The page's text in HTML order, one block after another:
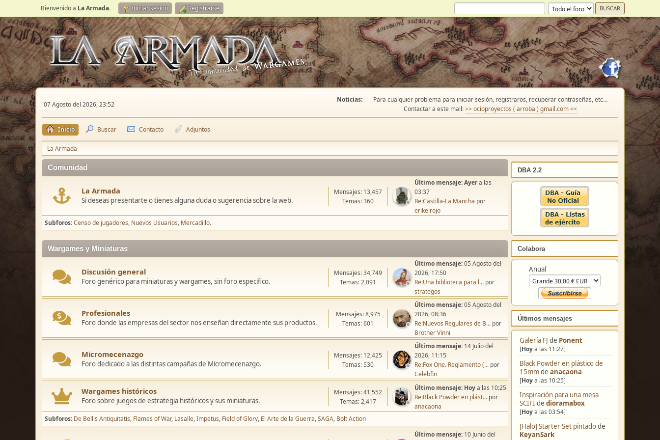
Bienvenido a La Armada. Iniciar sesión Registrarse
07 Agosto del 2026, 23:52
Noticias:
Para cualquier problema para iniciar sesión, registraros, recuperar contraseñas, etc...
Contactar a este mail:>> ocioproyectos ( arroba ) gmail.com <<
Inicio Buscar Contacto Adjuntos
La Armada
DBA 2.2
Colabora
Anual
Últimos mensajes
Galería FJ de Ponent
[Hoya las 11:27]
Black Powder en plástico de
15mmde anacaona
[Hoya las 10:25]
Inspiración para una mesa
SCIFI de dioramabox
[Hoya las 03:54]
[Halo] Starter Set pintadode
KeyanSark
Comunidad
La Armada
Si deseas presentarte o tienes alguna duda o sugerencia sobre la web.
Mensajes: 13,457
Temas: 360
Último mensaje:Ayera las
03:37
Re:Castilla-La Mancha por
erikelrojo
Subforos Censo de jugadores Nuevos Usuarios Mercadillo.
Wargames y Miniaturas
Discusión general
Foro genérico para miniaturas y wargames, sin foro especifico.
Mensajes: 34,749
Temas: 2,091
Último mensaje:05 Agosto del
2026, 17:50
Re:Una biblioteca para l... por
strategos
Profesionales
Foro donde las empresas del sector nos enseñan directamente sus productos.
Mensajes: 8,975
Temas: 601
Último mensaje:05 Agosto del
2026, 08:36
Re:Nuevos Regulares de B... por
Brother Vinni
Micromecenazgo
Foro dedicado a las distintas campañas de Micromecenazgo.
Mensajes: 12,425
Temas: 530
Último mensaje: 14 Julio del
2026, 11:15
Re:Fox One. Reglamento (... por
Celebfin
Wargames históricos
Foro sobre juegos de estrategia históricos y sus miniaturas.
Mensajes: 41,552
Temas: 2,417
Último mensaje: Hoya las 10:25
Re:Black Powder en plást... por
anacaona
Subforos De Bellis Antiquitatis Flames of War Lasalle Impetus Field of Glory El Arte de la Guerra SAGA Bolt Action
Último mensaje: 10 Junio del